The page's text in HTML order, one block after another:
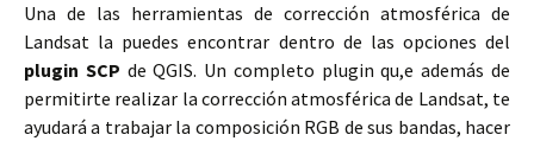
Una de las herramientas de corrección atmosférica de
Landsat la puedes encontrar dentro de las opciones del
plugin SCP de QGIS. Un completo plugin qu,e además de
permitirte realizar la corrección atmosférica de Landsat, te
ayudará a trabajar la composición RGB de sus bandas, hacer